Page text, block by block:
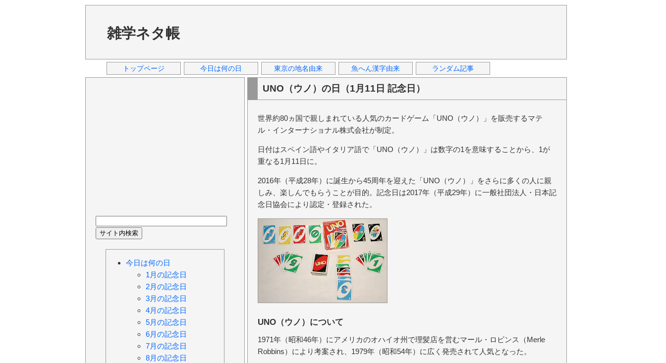
雑学ネタ帳
トップページ 今日は何の日 東京の地名由来 魚へん漢字由来 ランダム記事
UNO（ウノ）の日（1月11日 記念日）
世界約80ヵ国で親しまれている人気のカードゲーム「UNO（ウノ）」を販売するマテ
ル・インターナショナル株式会社が制定。
日付はスペイン語やイタリア語で「UNO（ウノ）」は数字の1を意味することから、1が
重なる1月11日に。
2016年（平成28年）に誕生から45周年を迎えた「UNO（ウノ）」をさらに多くの人に親
しみ、楽しんでもらうことが目的。記念日は2017年（平成29年）に一般社団法人・日本記
念日協会により認定・登録された。
UNO（ウノ）について
1971年（昭和46年）にアメリカのオハイオ州で理髪店を営むマール・ロビンス（Merle
Robbins）により考案され、1979年（昭和54年）に広く発売されて人気となった。
今日は何の日
1月の記念日
2月の記念日
3月の記念日
4月の記念日
5月の記念日
6月の記念日
7月の記念日
8月の記念日